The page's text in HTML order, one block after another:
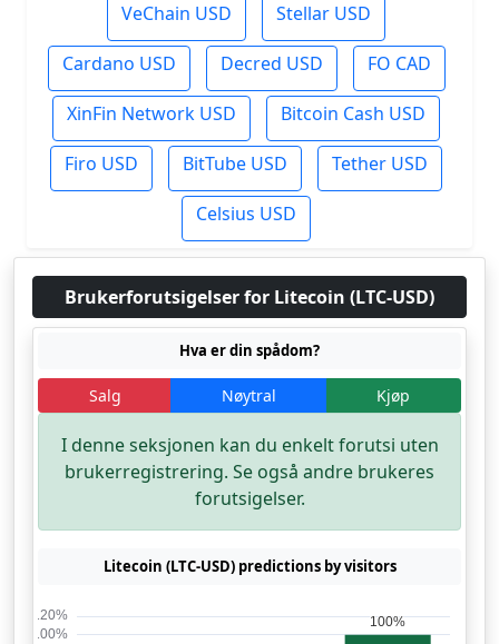
VeChain USD Stellar USD
Cardano USD Decred USD FO CAD
XinFin Network USD Bitcoin Cash USD
Firo USD BitTube USD Tether USD
Celsius USD
Brukerforutsigelser for Litecoin (LTC-USD)
Hva er din spådom?
Salg Nøytral Kjøp
I denne seksjonen kan du enkelt forutsi uten
brukerregistrering. Se også andre brukeres
forutsigelser.
Litecoin (LTC-USD) predictions by visitors